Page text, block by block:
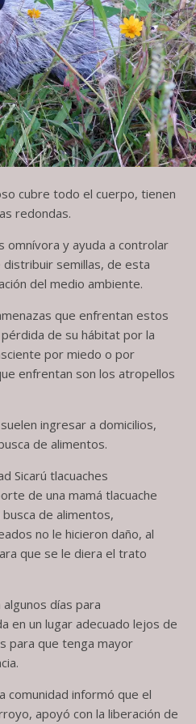
cubre todo el cuerpo, tienen
redondas.
omnívora y ayuda a controlar
distribuir semillas, de esta
del medio ambiente.
que enfrentan estos
de su hábitat por la
por miedo o por
enfrentan son los atropellos
ingresar a domicilios,
de alimentos.
Sicarú tlacuaches
de una mamá tlacuache
de alimentos,
no le hicieron daño, al
que se le diera el trato
días para
en un lugar adecuado lejos de
para que tenga mayor
comunidad informó que el
apoyó con la liberación de